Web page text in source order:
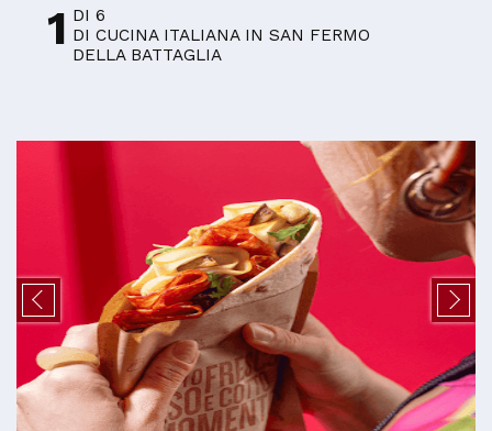
1 DI 6
DI CUCINA ITALIANA IN SAN FERMO
DELLA BATTAGLIA